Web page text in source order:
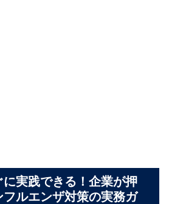
実践できる！企業が押
フルエンザ対策の実務ガ